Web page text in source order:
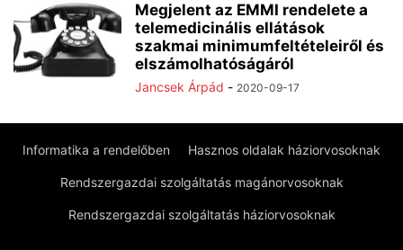
Megjelent az EMMI rendelete a
telemedicinális ellátások
szakmai minimumfeltételeiről és
elszámolhatóságáról
Jancsek Árpád - 2020-09-17
Informatika a rendelőben Hasznos oldalak háziorvosoknak
Rendszergazdai szolgáltatás magánorvosoknak
Rendszergazdai szolgáltatás háziorvosoknak